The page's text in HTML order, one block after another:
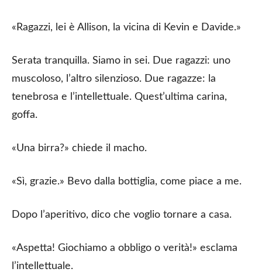
«Ragazzi, lei è Allison, la vicina di Kevin e Davide.»
Serata tranquilla. Siamo in sei. Due ragazzi: uno
muscoloso, l’altro silenzioso. Due ragazze: la
tenebrosa e l’intellettuale. Quest’ultima carina,
goffa.
«Una birra?» chiede il macho.
«Sì, grazie.» Bevo dalla bottiglia, come piace a me.
Dopo l’aperitivo, dico che voglio tornare a casa.
«Aspetta! Giochiamo a obbligo o verità!» esclama
l’intellettuale.